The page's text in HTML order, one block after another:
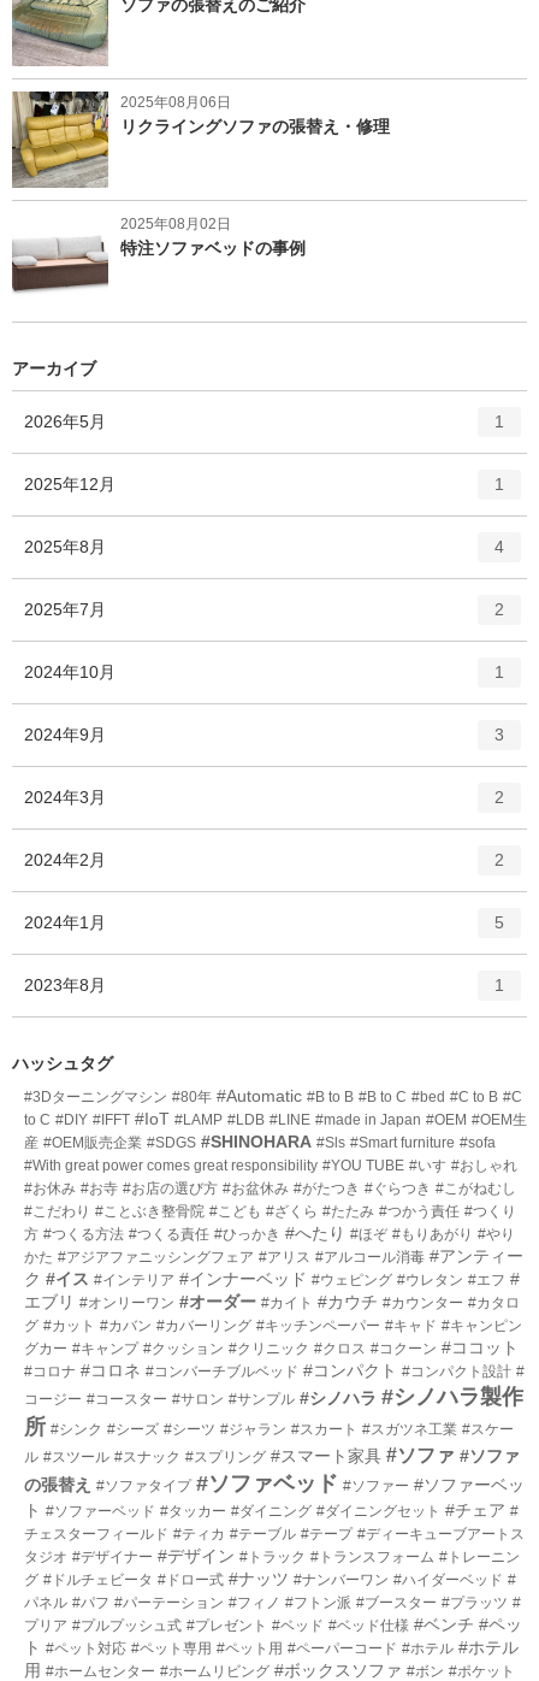
ソファの張替えのご紹介
2025年08月06日
リクライングソファの張替え・修理
2025年08月02日
特注ソファベッドの事例
アーカイブ
2026年5月
リ
ー
1
2025年12月
ー
1
2025年8月
ー
数
4
2025年7月
リ
ー
2
2024年10月
ー
1
2024年9月
ー
3
2024年3月
ー
2
2024年2月
ー
2
2024年1月
ー
5
2023年8月
リ
数
1
ハッシュタグ
#3Dターニングマシン #80年 #Automatic #B to B #B to C #bed #C to B #C
to C #DIY #IFFT #IoT #LAMP #LDB #LINE #made in Japan #OEM #OEM生
産 #OEM販売企業 #SDGS #SHINOHARA #Sls #Smart furniture #sofa
#With great power comes great responsibility #YOU TUBE #いす #おしゃれ
#お休み #お寺 #お店の選び方 #お盆休み #がたつき #ぐらつき #こがねむし
#こだわり #ことぶき整骨院 #こども #ざくら #たたみ #つかう責任 #つくり
方 #つくる方法 #つくる責任 #ひっかき #へたり #ほぞ #もりあがり #やり
かた #アジアファニッシングフェア #アリス #アルコール消毒 #アンティー
ク #イス #インテリア #インナーベッド #ウェピング #ウレタン #エフ #
エブリ #オンリーワン #オーダー #カイト #カウチ #カウンター #カタロ
グ #カット #カバン #カバーリング #キッチンペーパー #キャド #キャンピン
グカー #キャンプ #クッション #クリニック #クロス #コクーン #ココット
#コロナ #コロネ #コンバーチブルベッド #コンパクト #コンパクト設計 #
コージー #コースター #サロン #サンプル #シノハラ #シノハラ製作
所 #シンク #シーズ #シーツ #ジャラン #スカート #スガツネ工業 #スケー
ル #スツール #スナック #スプリング #スマート家具 #ソファ #ソファ
の張替え #ソファタイプ #ソファベッド #ソファー #ソファーベッ
ト #ソファーベッド #タッカー #ダイニング #ダイニングセット #チェア #
チェスターフィールド #ティカ #テーブル #テープ #ディーキューブアートス
タジオ #デザイナー #デザイン #トラック #トランスフォーム #トレーニン
グ #ドルチェビータ #ドロー式 #ナッツ #ナンバーワン #ハイダーベッド #
パネル #パフ #パーテーション #フィノ #フトン派 #ブースター #プラッツ #
プリア #プルプッシュ式 #プレゼント #ベッド #ベッド仕様 #ベンチ #ペッ
ト #ペット対応 #ペット専用 #ペット用 #ペーパーコード #ホテル #ホテル
用 #ホームセンター #ホームリビング #ボックスソファ #ボン #ポケット